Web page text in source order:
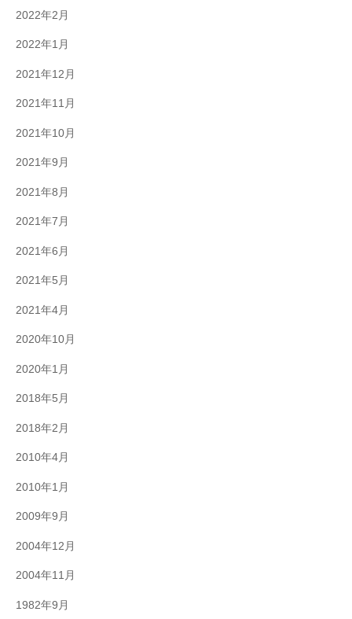
2022年2月
2022年1月
2021年12月
2021年11月
2021年10月
2021年9月
2021年8月
2021年7月
2021年6月
2021年5月
2021年4月
2020年10月
2020年1月
2018年5月
2018年2月
2010年4月
2010年1月
2009年9月
2004年12月
2004年11月
1982年9月